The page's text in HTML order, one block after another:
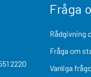
2220
Fråga
Rådgivning
Fråga om
Vanliga